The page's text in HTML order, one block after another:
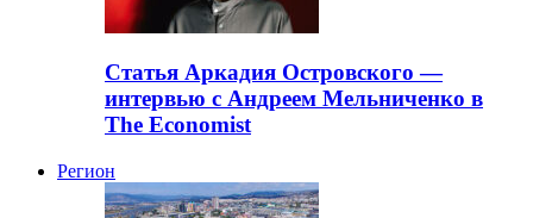
Статья Аркадия Островского —
интервью с Андреем Мельниченко в
The Economist
Регион